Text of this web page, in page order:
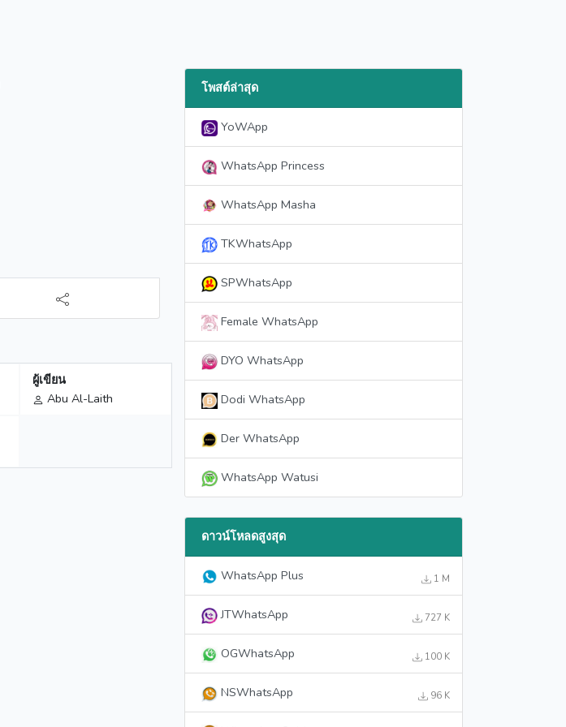
ผู้เขียน
Abu Al-Laith
โพสต์ล่าสุด
YoWApp
WhatsApp Princess
WhatsApp Masha
TKWhatsApp
SPWhatsApp
Female WhatsApp
DYO WhatsApp
Dodi WhatsApp
Der WhatsApp
WhatsApp Watusi
ดาวน์โหลดสูงสุด
WhatsApp Plus 1 M
JTWhatsApp 727 K
OGWhatsApp 100 K
NSWhatsApp 96 K